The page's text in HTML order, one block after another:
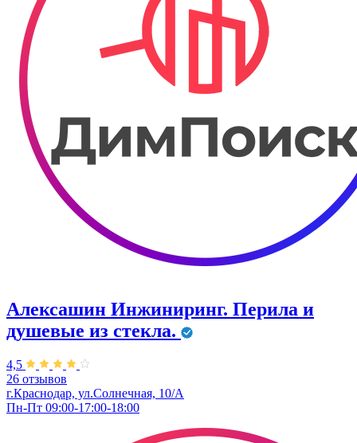
Алексашин Инжиниринг. Перила и
душевые из стекла.
4,5
26 отзывов
г.Краснодар, ул.Cолнечная, 10/А
Пн-Пт 09:00-17:00-18:00